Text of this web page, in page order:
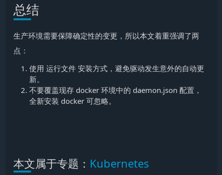
总结
生产环境需要保障确定性的变更，所以本文着重强调了两
点：
使用 运行文件 安装方式，避免驱动发生意外的自动更
新。
不要覆盖现存 docker 环境中的 daemon.json 配置，
全新安装 docker 可忽略。
本文属于专题： Kubernetes